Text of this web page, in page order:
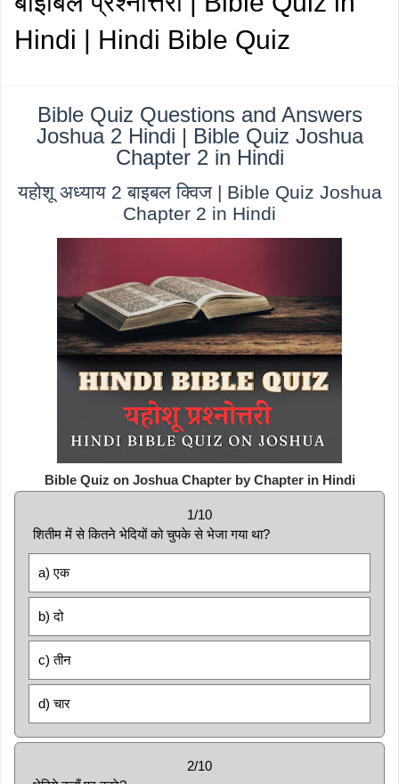
Hindi | Hindi Bible Quiz
Bible Quiz Questions and Answers
Joshua 2 Hindi | Bible Quiz Joshua
Chapter 2 in Hindi
यहोशू अध्याय 2 बाइबल क्विज | Bible Quiz Joshua
Chapter 2 in Hindi
Bible Quiz on Joshua Chapter by Chapter in Hindi
1/10
शितीम में से कितने भेदियों को चुपके से भेजा गया था?
a) एक
b) दो
c) तीन
d) चार
2/10